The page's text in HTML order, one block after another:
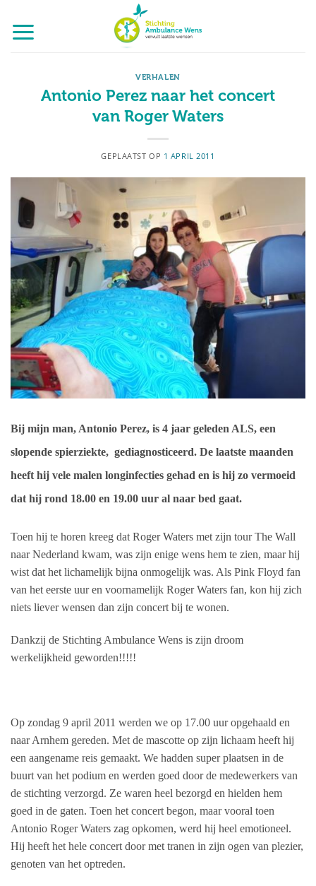
naar
inhoud
VERHALEN
Antonio Perez naar het concert
van Roger Waters
GEPLAATST OP 1 APRIL 2011
Bij mijn man, Antonio Perez, is 4 jaar geleden ALS, een
slopende spierziekte, gediagnosticeerd. De laatste maanden
heeft hij vele malen longinfecties gehad en is hij zo vermoeid
dat hij rond 18.00 en 19.00 uur al naar bed gaat.
Toen hij te horen kreeg dat Roger Waters met zijn tour The Wall
naar Nederland kwam, was zijn enige wens hem te zien, maar hij
wist dat het lichamelijk bijna onmogelijk was. Als Pink Floyd fan
van het eerste uur en voornamelijk Roger Waters fan, kon hij zich
niets liever wensen dan zijn concert bij te wonen.
Dankzij de Stichting Ambulance Wens is zijn droom
werkelijkheid geworden!!!!!
Op zondag 9 april 2011 werden we op 17.00 uur opgehaald en
naar Arnhem gereden. Met de mascotte op zijn lichaam heeft hij
een aangename reis gemaakt. We hadden super plaatsen in de
buurt van het podium en werden goed door de medewerkers van
de stichting verzorgd. Ze waren heel bezorgd en hielden hem
goed in de gaten. Toen het concert begon, maar vooral toen
Antonio Roger Waters zag opkomen, werd hij heel emotioneel.
Hij heeft het hele concert door met tranen in zijn ogen van plezier,
genoten van het optreden.